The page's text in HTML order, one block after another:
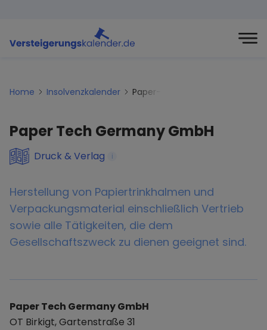
Home Insolvenzkalender Paper-tech-germany-gmbh
Paper Tech Germany GmbH
Druck & Verlag i
Herstellung von Papiertrinkhalmen und
Verpackungsmaterial einschließlich Vertrieb
sowie alle Tätigkeiten, die dem
Gesellschaftszweck zu dienen geeignet sind.
Paper Tech Germany GmbH
OT Birkigt, Gartenstraße 31